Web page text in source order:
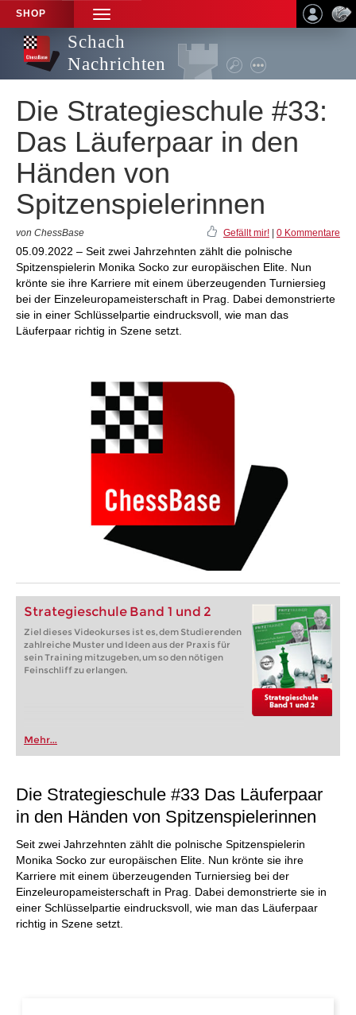
SHOP
TOGGLE
NAVIGATION
Schach
Nachrichten
Die Strategieschule #33:
Das Läuferpaar in den
Händen von
Spitzenspielerinnen
von ChessBase Gefällt mir! 0 Kommentare
05.09.2022 – Seit zwei Jahrzehnten zählt die polnische
Spitzenspielerin Monika Socko zur europäischen Elite. Nun
krönte sie ihre Karriere mit einem überzeugenden Turniersieg
bei der Einzeleuropameisterschaft in Prag. Dabei demonstrierte
sie in einer Schlüsselpartie eindrucksvoll, wie man das
Läuferpaar richtig in Szene setzt.
Strategieschule Band 1 und 2
Ziel dieses Videokurses ist es, dem Studierenden
zahlreiche Muster und Ideen aus der Praxis für
sein Training mitzugeben, um so den nötigen
Feinschliff zu erlangen.
Mehr...
Die Strategieschule #33 Das Läuferpaar
in den Händen von Spitzenspielerinnen
Seit zwei Jahrzehnten zählt die polnische Spitzenspielerin
Monika Socko zur europäischen Elite. Nun krönte sie ihre
Karriere mit einem überzeugenden Turniersieg bei der
Einzeleuropameisterschaft in Prag. Dabei demonstrierte sie in
einer Schlüsselpartie eindrucksvoll, wie man das Läuferpaar
richtig in Szene setzt.